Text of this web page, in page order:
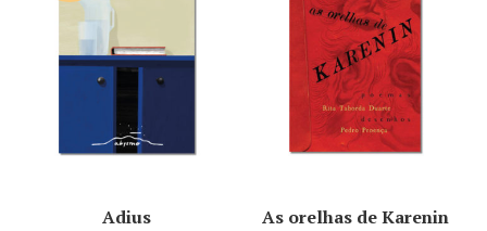
Adius As orelhas de Karenin